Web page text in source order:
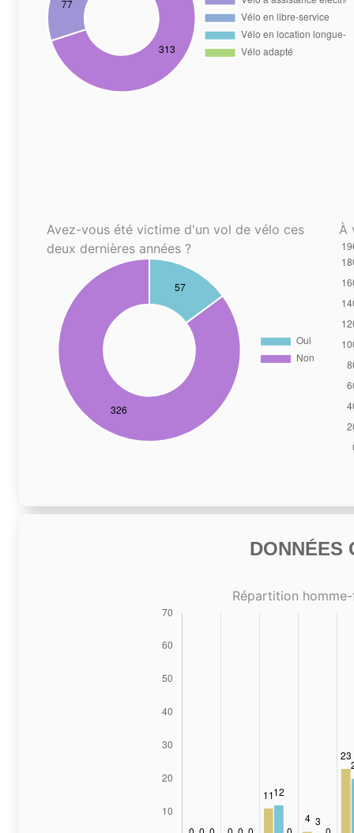
Avez-vous été victime d'un vol de vélo ces
deux dernières années ?
À
DONNÉES
Répartition